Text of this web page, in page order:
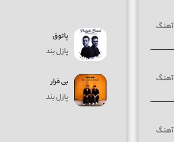
پاتوق
پازل بند
بی قرار
پازل بند